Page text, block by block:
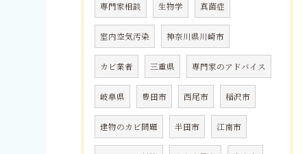
専門家相談 生物学 真菌症
室内空気汚染 神奈川県川崎市
カビ業者 三重県 専門家のアドバイス
岐阜県 豊田市 西尾市 稲沢市
建物のカビ問題 半田市 江南市